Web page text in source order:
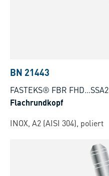
BN 21443
FASTEKS® FBR FHD…SSA2
Flachrundkopf
INOX, A2 (AISI 304), poliert